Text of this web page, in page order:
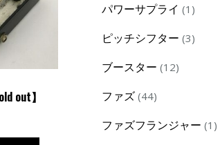
out】
パワーサプライ 1 1
ピッチシフター 33
ブースター 1212
ファズ 4444
ファズフランジャー 1 1